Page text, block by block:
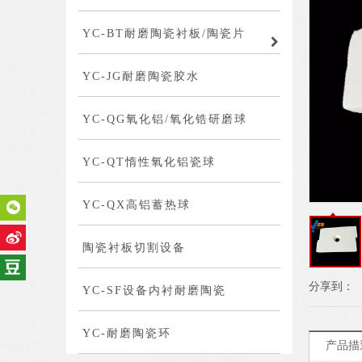
YC-BT耐磨陶瓷衬板/陶瓷片
YC-JG耐磨陶瓷胶水
YC-QG氧化铝/氧化锆研磨球
YC-QT惰性氧化铝瓷球
YC-QX高铝蓄热球
陶瓷衬板切割设备
YC-SF设备内衬耐磨陶瓷
YC-耐磨陶瓷环
分享到：
产品描